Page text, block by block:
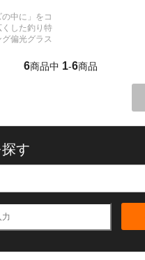
の中に」をコ
くした釣り特
偏光グラス
6商品中 1-6商品
す